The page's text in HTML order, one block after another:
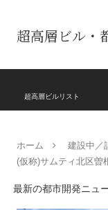
超高層ビル・
超高層ビルリスト
ホーム 建設中／
(仮称)サムティ北区曽
最新の都市開発ニュ